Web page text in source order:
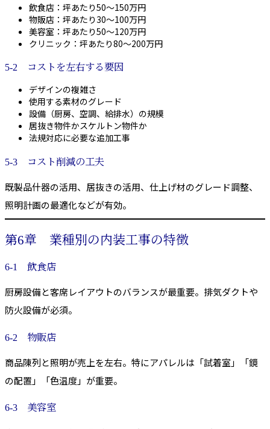
飲食店：坪あたり50〜150万円
物販店：坪あたり30〜100万円
美容室：坪あたり50〜120万円
クリニック：坪あたり80〜200万円
5-2 コストを左右する要因
デザインの複雑さ
使用する素材のグレード
設備（厨房、空調、給排水）の規模
居抜き物件かスケルトン物件か
法規対応に必要な追加工事
5-3 コスト削減の工夫
既製品什器の活用、居抜きの活用、仕上げ材のグレード調整、
照明計画の最適化などが有効。
第6章 業種別の内装工事の特徴
6-1 飲食店
厨房設備と客席レイアウトのバランスが最重要。排気ダクトや
防火設備が必須。
6-2 物販店
商品陳列と照明が売上を左右。特にアパレルは「試着室」「鏡
の配置」「色温度」が重要。
6-3 美容室